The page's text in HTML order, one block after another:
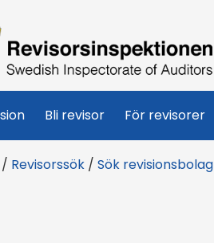
Bli revisor För revisorer
/ Revisorssök / Sök revisionsbolag